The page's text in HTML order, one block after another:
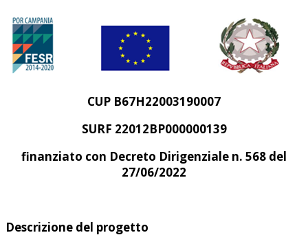
CUP B67H22003190007
SURF 22012BP000000139
finanziato con Decreto Dirigenziale n. 568 del
27/06/2022
Descrizione del progetto